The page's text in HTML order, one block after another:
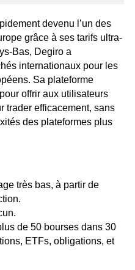
devenu l’un des
grâce à ses tarifs ultra-
Bas, Degiro a
internationaux pour les
Sa plateforme
offrir aux utilisateurs
trader efficacement, sans
des plateformes plus
très bas, à partir de
de 50 bourses dans 30
ETFs, obligations, et